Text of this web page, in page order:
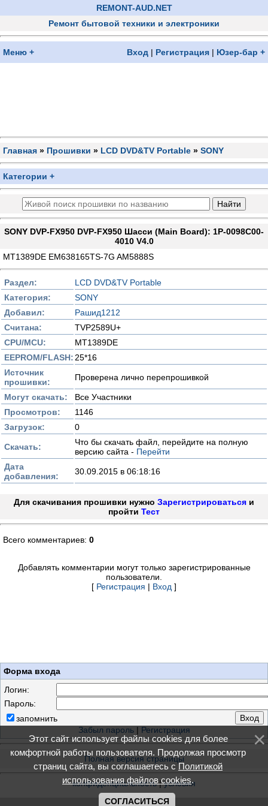
REMONT-AUD.NET
Ремонт бытовой техники и электроники
Меню + Вход | Регистрация | Юзер-бар +
Главная » Прошивки » LCD DVD&TV Portable » SONY
Категории +
SONY DVP-FX950 DVP-FX950 Шасси (Main Board): 1P-0098C00-
4010 V4.0
MT1389DE EM638165TS-7G AM5888S
Раздел:
LCD DVD&TV Portable
Категория:
SONY
Добавил:
Рашид1212
Считана:
TVP2589U+
CPU/MCU:
MT1389DE
EEPROM/FLASH: 25*16
Источник
прошивки:
Проверена лично перепрошивкой
Могут скачать:
Все Участники
Просмотров:
1146
Загрузок:
0
Скачать:
Что бы скачать файл, перейдите на полную
версию сайта - Перейти
Дата
добавления:
30.09.2015 в 06:18:16
Для скачивания прошивки нужно Зарегистрироваться и
пройти Тест
Всего комментариев: 0
Добавлять комментарии могут только зарегистрированные
пользователи.
[ Регистрация | Вход ]
Форма входа
Логин:
Пароль:
запомнить
Забыл пароль| Регистрация
Полная версия страницы
конфиденциальность|условия
Этот сайт использует файлы cookies для более
комфортной работы пользователя. Продолжая просмотр
страниц сайта, вы соглашаетесь сПолитикой
использования файлов cookies.
СОГЛАСИТЬСЯ